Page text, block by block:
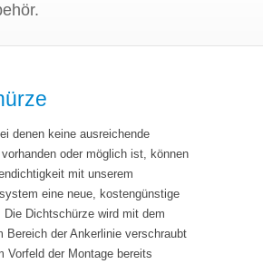
denen keine ausreichende
oder möglich ist, können
mit unserem
eine neue, kostengünstige
Die Dichtschürze wird mit dem
Bereich der Ankerlinie verschraubt
Vorfeld der Montage bereits